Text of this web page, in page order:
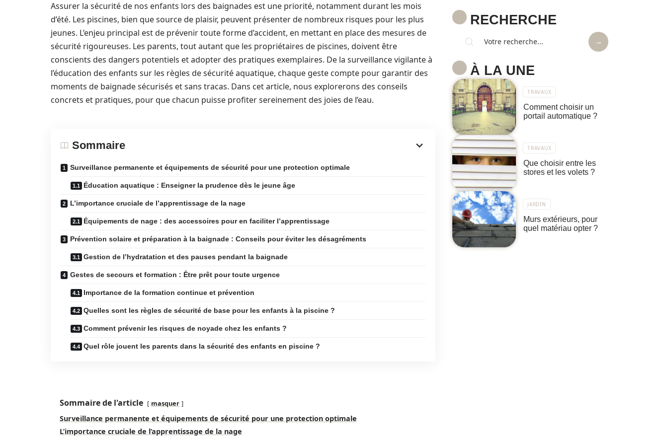
Assurer la sécurité de nos enfants lors des baignades est une priorité, notamment durant les mois
d’été. Les piscines, bien que source de plaisir, peuvent présenter de nombreux risques pour les plus
jeunes. L’enjeu principal est de prévenir toute forme d’accident, en mettant en place des mesures de
sécurité rigoureuses. Les parents, tout autant que les propriétaires de piscines, doivent être
conscients des dangers potentiels et adopter des pratiques exemplaires. De la surveillance vigilante à
l’éducation des enfants sur les règles de sécurité aquatique, chaque geste compte pour garantir des
moments de baignade sécurisés et sans tracas. Dans cet article, nous explorerons des conseils
concrets et pratiques, pour que chacun puisse profiter sereinement des joies de l’eau.
Sommaire
Surveillance permanente et équipements de sécurité pour une protection optimale
Éducation aquatique : Enseigner la prudence dès le jeune âge
L’importance cruciale de l’apprentissage de la nage
Équipements de nage : des accessoires pour en faciliter l’apprentissage
Prévention solaire et préparation à la baignade : Conseils pour éviter les désagréments
Gestion de l’hydratation et des pauses pendant la baignade
Gestes de secours et formation : Être prêt pour toute urgence
Importance de la formation continue et prévention
Quelles sont les règles de sécurité de base pour les enfants à la piscine ?
Comment prévenir les risques de noyade chez les enfants ?
Quel rôle jouent les parents dans la sécurité des enfants en piscine ?
Sommaire de l'article masquer
Surveillance permanente et équipements de sécurité pour une protection optimale
L’importance cruciale de l’apprentissage de la nage
RECHERCHE
À LA UNE
TRAVAUX
Comment choisir un
portail automatique ?
TRAVAUX
Que choisir entre les
stores et les volets ?
JARDIN
Murs extérieurs, pour
quel matériau opter ?